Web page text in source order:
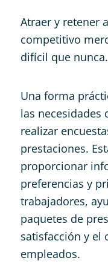
Atraer y retener
competitivo
difícil que nunca.
Una forma
las necesidades
realizar
prestaciones.
proporcionar
preferencias y
trabajadores,
paquetes de
satisfacción y el
empleados.